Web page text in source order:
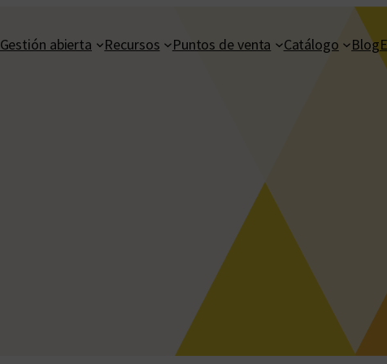
Gestión abierta Recursos Puntos de venta Catálogo Blog